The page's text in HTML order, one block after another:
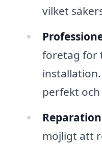
vilket
företag för
perfekt
möjligt att